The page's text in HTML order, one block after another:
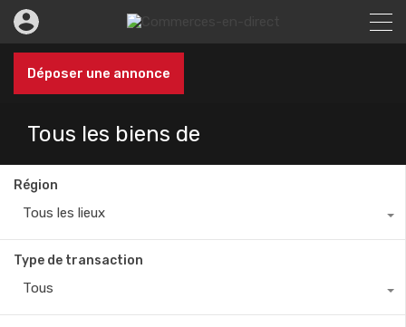
Déposer une annonce
Tous les biens de
Région
Tous les lieux
Type de transaction
Tous